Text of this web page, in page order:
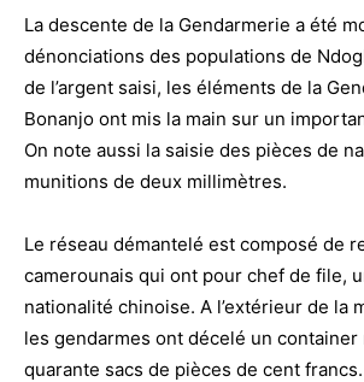
La descente de la Gendarmerie a été
dénonciations des populations de
de l’argent saisi, les éléments de la
Bonanjo ont mis la main sur un
On note aussi la saisie des pièces de
munitions de deux millimètres.
Le réseau démantelé est composé de
camerounais qui ont pour chef de file,
nationalité chinoise. A l’extérieur de la
les gendarmes ont décelé un
quarante sacs de pièces de cent francs.